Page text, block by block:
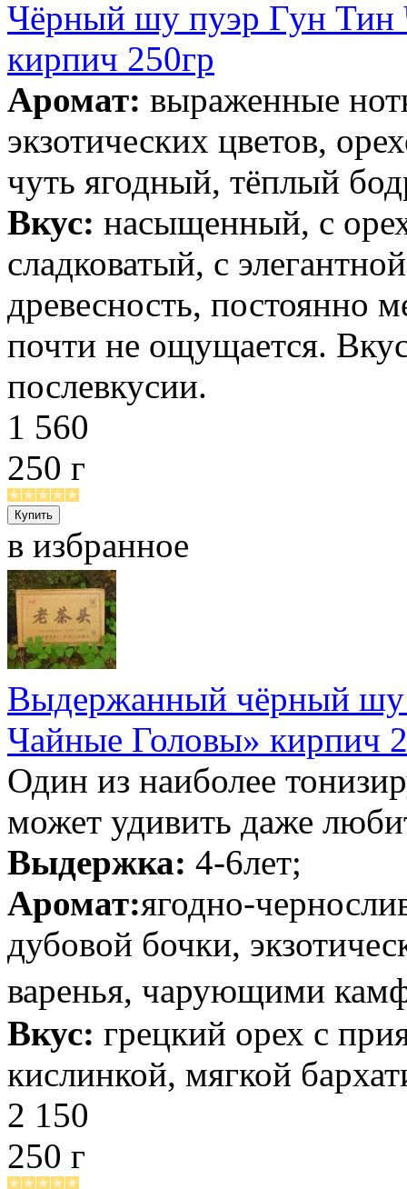
Чёрный шу пуэр Гун
кирпич 250гр
Аромат: выраженные
экзотических цветов,
чуть ягодный, тёплый
Вкус: насыщенный, с
сладковатый, с
древесность, постоянно
почти не ощущается.
послевкусии.
1 560
250 г
в избранное
Выдержанный чёрный шу
Чайные Головы» кирпич
Один из наиболее
может удивить даже
Выдержка: 4-6лет;
Аромат:ягодно-
дубовой бочки,
варенья, чарующими
Вкус: грецкий орех с
кислинкой, мягкой
2 150
250 г